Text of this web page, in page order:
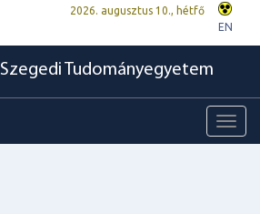
2026. augusztus 10., hétfő
EN
Szegedi Tudományegyetem